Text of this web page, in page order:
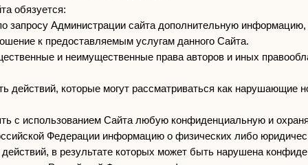
обязуется:
запросу Администрации сайта дополнительную информацию,
к предоставляемым услугам данного Сайта.
и неимущественные права авторов и иных
действий, которые могут рассматриваться как нарушающие
с использованием Сайта любую конфиденциальную и
Федерации информацию о физических либо
в результате которых может быть нарушена